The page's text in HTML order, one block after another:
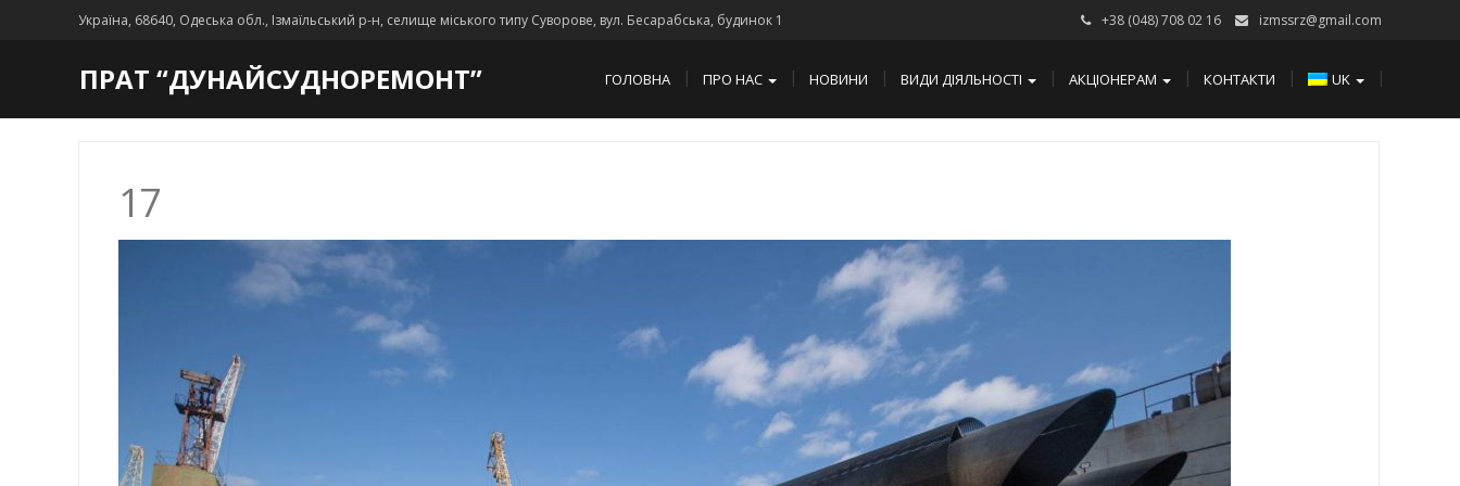
Україна, 68640, Одеська обл., Ізмаїльський р-н, селище міського типу Суворове, вул. Бесарабська, будинок 1 +38 (048) 708 02 16 izmssrz@gmail.com
ПРАТ “ДУНАЙСУДНОРЕМОНТ” ГОЛОВНА ПРО НАС НОВИНИ ВИДИ ДІЯЛЬНОСТІ АКЦІОНЕРАМ КОНТАКТИ UK
17